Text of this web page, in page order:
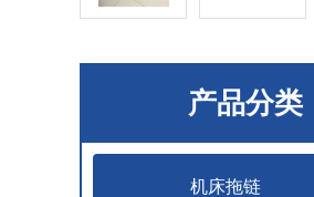
产品分类
机床拖链